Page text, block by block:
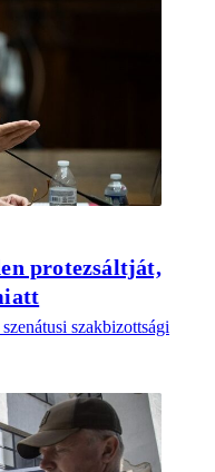
protezsáltját,
szakbizottsági